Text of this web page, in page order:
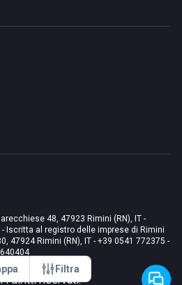
Filtra
48, 47923 Rimini (RN), IT -
Iscritta al registro delle imprese di Rimini
47924 Rimini (RN), IT - +39 0541 772375 -
i diritti riservati.